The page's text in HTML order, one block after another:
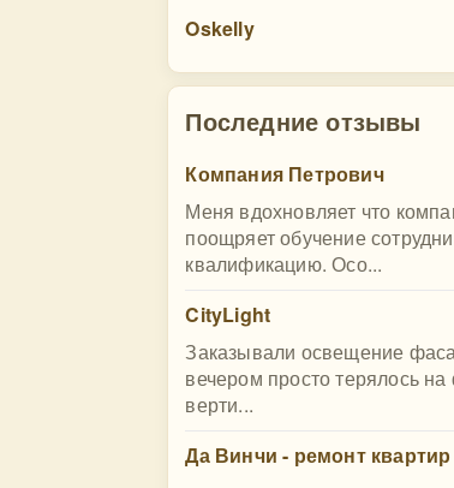
Oskelly
Последние отзывы
Компания Петрович
Меня вдохновляет что
поощряет обучение
квалификацию. Осо...
CityLight
Заказывали освещение
вечером просто терялось
верти...
Да Винчи - ремонт квартир